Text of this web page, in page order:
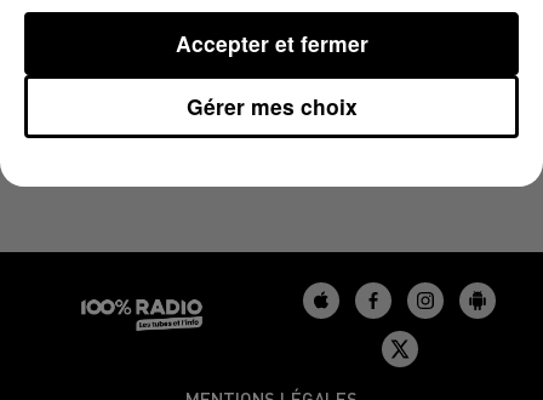
Gérer mes choix
Accepter et fermer